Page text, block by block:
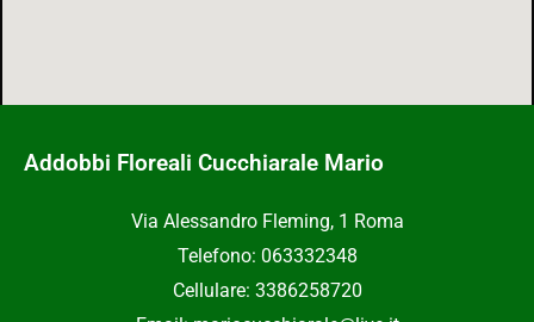
Addobbi Floreali Cucchiarale Mario
Via Alessandro Fleming, 1 Roma
Telefono: 063332348
Cellulare: 3386258720